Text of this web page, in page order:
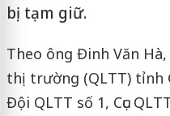
bị tạm giữ.
Theo ông Đinh Văn Hà,
thị trường (QLTT) tỉnh
Đội QLTT số 1, Cục